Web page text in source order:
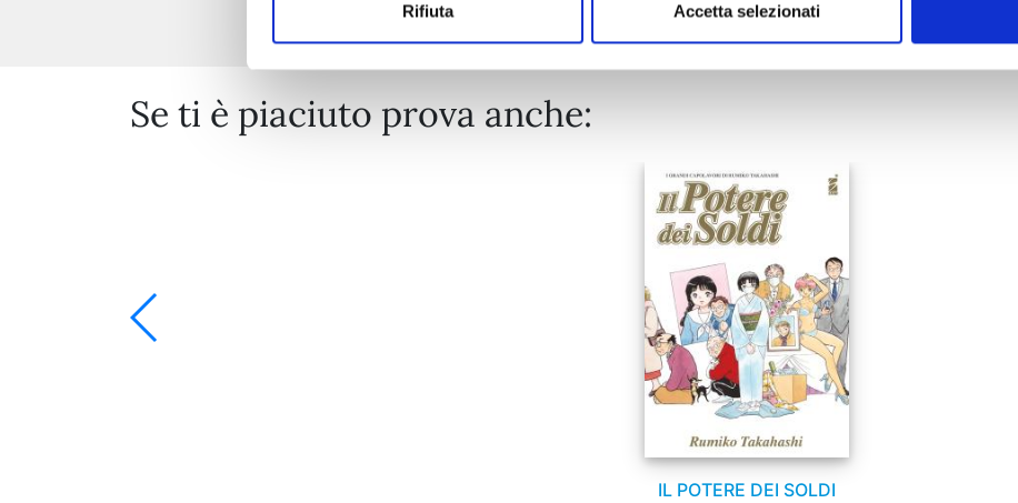
Rifiuta Accetta selezionati
Se ti è piaciuto prova anche:
IL POTERE DEI SOLDI